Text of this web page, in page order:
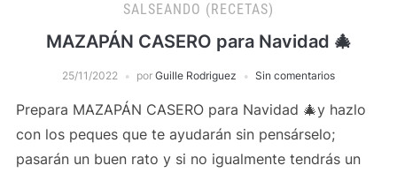
SALSEANDO (RECETAS)
MAZAPÁN CASERO para Navidad 🎄
25/11/2022 por Guille Rodriguez Sin comentarios
Prepara MAZAPÁN CASERO para Navidad 🎄y hazlo
con los peques que te ayudarán sin pensárselo;
pasarán un buen rato y si no igualmente tendrás un